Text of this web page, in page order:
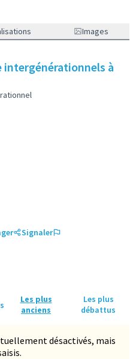
Images
intergénérationnels à
Signaler
Les plus
anciens
Les plus
débattus
désactivés, mais